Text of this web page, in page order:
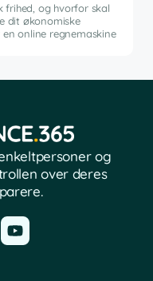
frihed, og hvorfor skal
dit økonomiske
online regnemaskine
og
over deres